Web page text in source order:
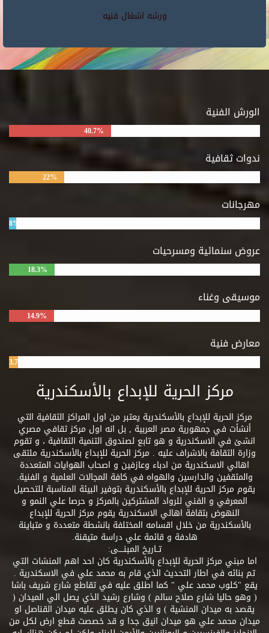
ورشه اشغال فنيه
الورش الفنية
40.7%
ندوات ثقافية
22%
مهرجانات
8%
عروض سنمائية ومسرحيات
18.3%
موسيقى وغناء
14.9%
معارض فنية
3.7%
مركز الحرية للإبداع بالأسكندرية
مركز الحرية للإبداع بالأسكندرية يعتبر من اول المراكز الثقافية التي
أنشأت في جمهورية مصر العربية , بل انه اول مركز ثقافي مصري
انشئ في الاسكندرية و هو تابع لصندوق التنمية الثقافية ، و تقوم
وزارة الثقافة بالاشراف عليه . مركز الحرية للإبداع بالأسكندرية ملتقى
اهالي الاسكندرية من ادباء وعازفين و اصحاب الهوايات المتعددة
والمثقفين والدارسين والهواه في كافة المجالات العلمية و الفنية.
يقوم مركز الحرية للإبداع بالأسكندرية بتوفير البيئة المناسبة للتحصيل
المعرفي و الفني للرواد المشتركين بالمركز و حرصا علي النمو و
النهوض بثقافة اهالي الاسكندرية يقوم مركز الحرية للإبداع
بالأسكندرية من خلال اقسامه المختلفة بانشطة متعددة و متباينة
هادفة و قائمة علي دراسة متيقنة.
تــاريخ المبنــــى:
اما مبني مركز الحرية للإبداع بالأسكندرية كان احد اهم المنشات التي
تم بنائه في اطار التحديث الذي قام به محمد علي في الاسكندرية .
يقع "كلوب محمد علي " كما اطلق عليه في تقاطع شارع شريف باشا
( وهو حاليا شارع صلاح سالم ) وشارع رشيد الذي يصل الي الميدان (
يقصد به ميدان المنشية ) و الذي كان يطلق عليه ميدان القناصل او
ميدان محمد علي هو ميدان انيق جدا و قد خصصت قطع ارض لكل من